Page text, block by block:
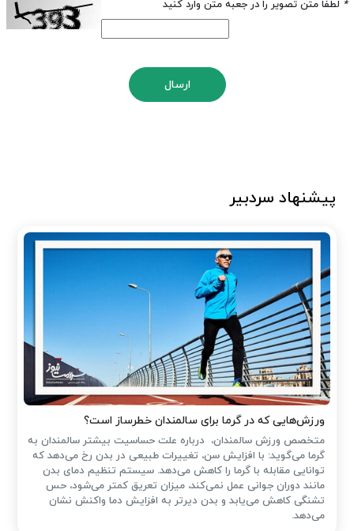
* لطفا متن تصویر را در جعبه متن وارد کنید
ارسال
پیشنهاد سردبیر
ورزش‌هایی که در گرما برای سالمندان خطرساز است؟
متخصص ورزش سالمندان، درباره علت حساسیت بیشتر سالمندان به
گرما می‌گوید: با افزایش سن، تغییرات طبیعی در بدن رخ می‌دهد که
توانایی مقابله با گرما را کاهش می‌دهد. سیستم تنظیم دمای بدن
مانند دوران جوانی عمل نمی‌کند، میزان تعریق کمتر می‌شود، حس
تشنگی کاهش می‌یابد و بدن دیرتر به افزایش دما واکنش نشان
می‌دهد.